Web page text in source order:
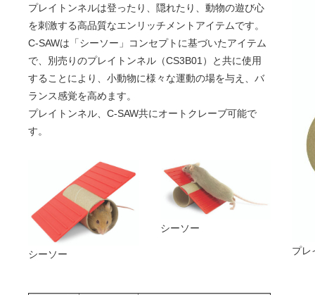
プレイトンネルは登ったり、隠れたり、動物の遊び心
を刺激する高品質なエンリッチメントアイテムです。
C-SAWは「シーソー」コンセプトに基づいたアイテム
で、別売りのプレイトンネル（CS3B01）と共に使用
することにより、小動物に様々な運動の場を与え、バ
ランス感覚を高めます。
プレイトンネル、C-SAW共にオートクレーブ可能で
す。
シーソー
シーソー
プ